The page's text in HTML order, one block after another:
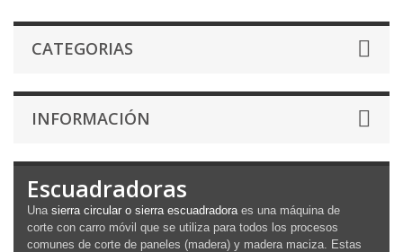
CATEGORIAS
INFORMACIÓN
Escuadradoras
Una sierra circular o sierra escuadradoraes una máquina de
corte con carro móvil que se utiliza para todos los procesos
comunes de corte de paneles (madera) y madera maciza. Estas